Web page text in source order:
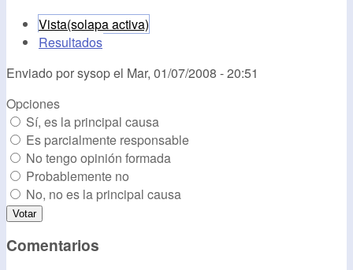
Vista(solapa activa)
Resultados
Enviado porsysopel Mar, 01/07/2008 - 20:51
Opciones
Sí, es la principal causa
Es parcialmente responsable
No tengo opinión formada
Probablemente no
No, no es la principal causa
Comentarios